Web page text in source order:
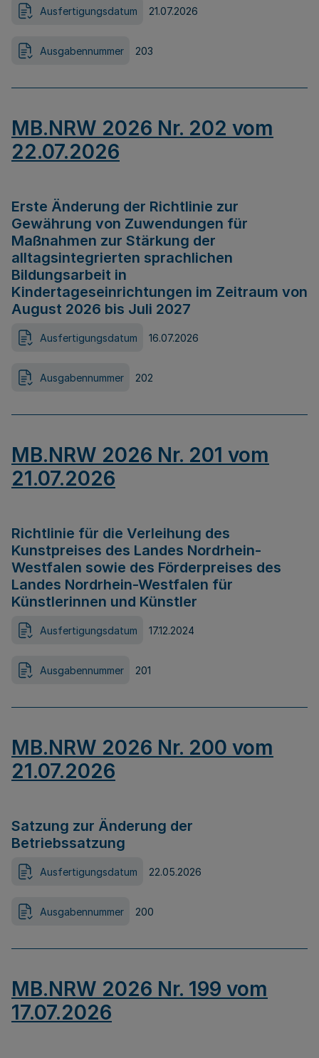
Ausfertigungsdatum 21.07.2026
Ausgabennummer 203
MB.NRW 2026 Nr. 202 vom
22.07.2026
Erste Änderung der Richtlinie zur
Gewährung von Zuwendungen für
Maßnahmen zur Stärkung der
alltagsintegrierten sprachlichen
Bildungsarbeit in
Kindertageseinrichtungen im Zeitraum von
August 2026 bis Juli 2027
Ausfertigungsdatum 16.07.2026
Ausgabennummer 202
MB.NRW 2026 Nr. 201 vom
21.07.2026
Richtlinie für die Verleihung des
Kunstpreises des Landes Nordrhein-
Westfalen sowie des Förderpreises des
Landes Nordrhein-Westfalen für
Künstlerinnen und Künstler
Ausfertigungsdatum 17.12.2024
Ausgabennummer 201
MB.NRW 2026 Nr. 200 vom
21.07.2026
Satzung zur Änderung der
Betriebssatzung
Ausfertigungsdatum 22.05.2026
Ausgabennummer 200
MB.NRW 2026 Nr. 199 vom
17.07.2026